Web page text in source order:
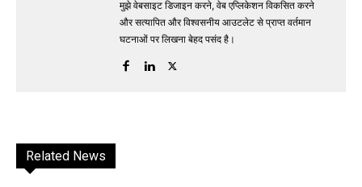
मुझे वेबसाइट डिजाइन करने, वेब एप्लिकेशन विकसित करने
और सत्यापित और विश्वसनीय आउटलेट से प्राप्त वर्तमान
घटनाओं पर लिखना बेहद पसंद है।
Related News